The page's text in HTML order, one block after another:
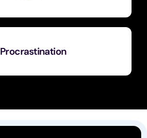
Procrastination